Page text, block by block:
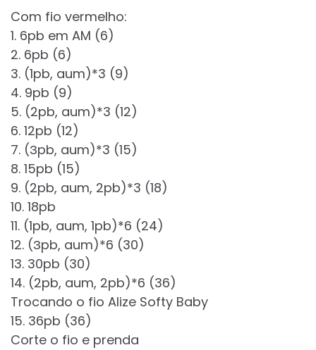
Com fio vermelho:
1. 6pb em AM (6)
2. 6pb (6)
3. (1pb, aum)*3 (9)
4. 9pb (9)
5. (2pb, aum)*3 (12)
6. 12pb (12)
7. (Зpb, aum)*3 (15)
8. 15pb (15)
9. (2pb, aum, 2pb)*3 (18)
10. 18pb
11. (1pb, aum, 1pb)*6 (24)
12. (Зpb, aum)*6 (30)
13. 30pb (30)
14. (2pb, aum, 2pb)*6 (36)
Trocando o fio Alize Softy Baby
15. 36pb (36)
Corte o fio e prenda